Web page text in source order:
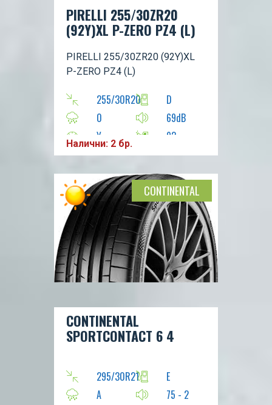
PIRELLI 255/30ZR20
(92Y)XL P-ZERO PZ4 (L)
PIRELLI 255/30ZR20 (92Y)XL
P-ZERO PZ4 (L)
255/30R20
D
0
69dB
Y
92
Налични: 2 бр.
CONTINENTAL
SPORTCONTACT 6 4
295/30R21
E
A
75 - 2
CONTINENTAL